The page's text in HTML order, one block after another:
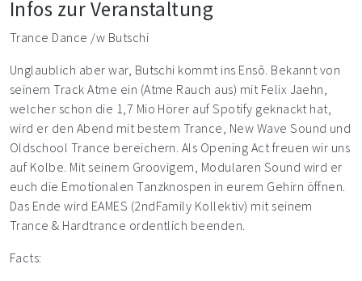
Infos zur Veranstaltung
Trance Dance /w Butschi
Unglaublich aber war, Butschi kommt ins Ensō. Bekannt von
seinem Track Atme ein (Atme Rauch aus) mit Felix Jaehn,
welcher schon die 1,7 Mio Hörer auf Spotify geknackt hat,
wird er den Abend mit bestem Trance, New Wave Sound und
Oldschool Trance bereichern. Als Opening Act freuen wir uns
auf Kolbe. Mit seinem Groovigem, Modularen Sound wird er
euch die Emotionalen Tanzknospen in eurem Gehirn öffnen.
Das Ende wird EAMES (2ndFamily Kollektiv) mit seinem
Trance & Hardtrance ordentlich beenden.
Facts: